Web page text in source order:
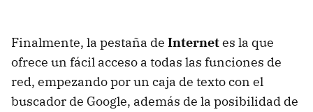
Finalmente, la pestaña de Internetes la que
ofrece un fácil acceso a todas las funciones de
red, empezando por un caja de texto con el
buscador de Google, además de la posibilidad de